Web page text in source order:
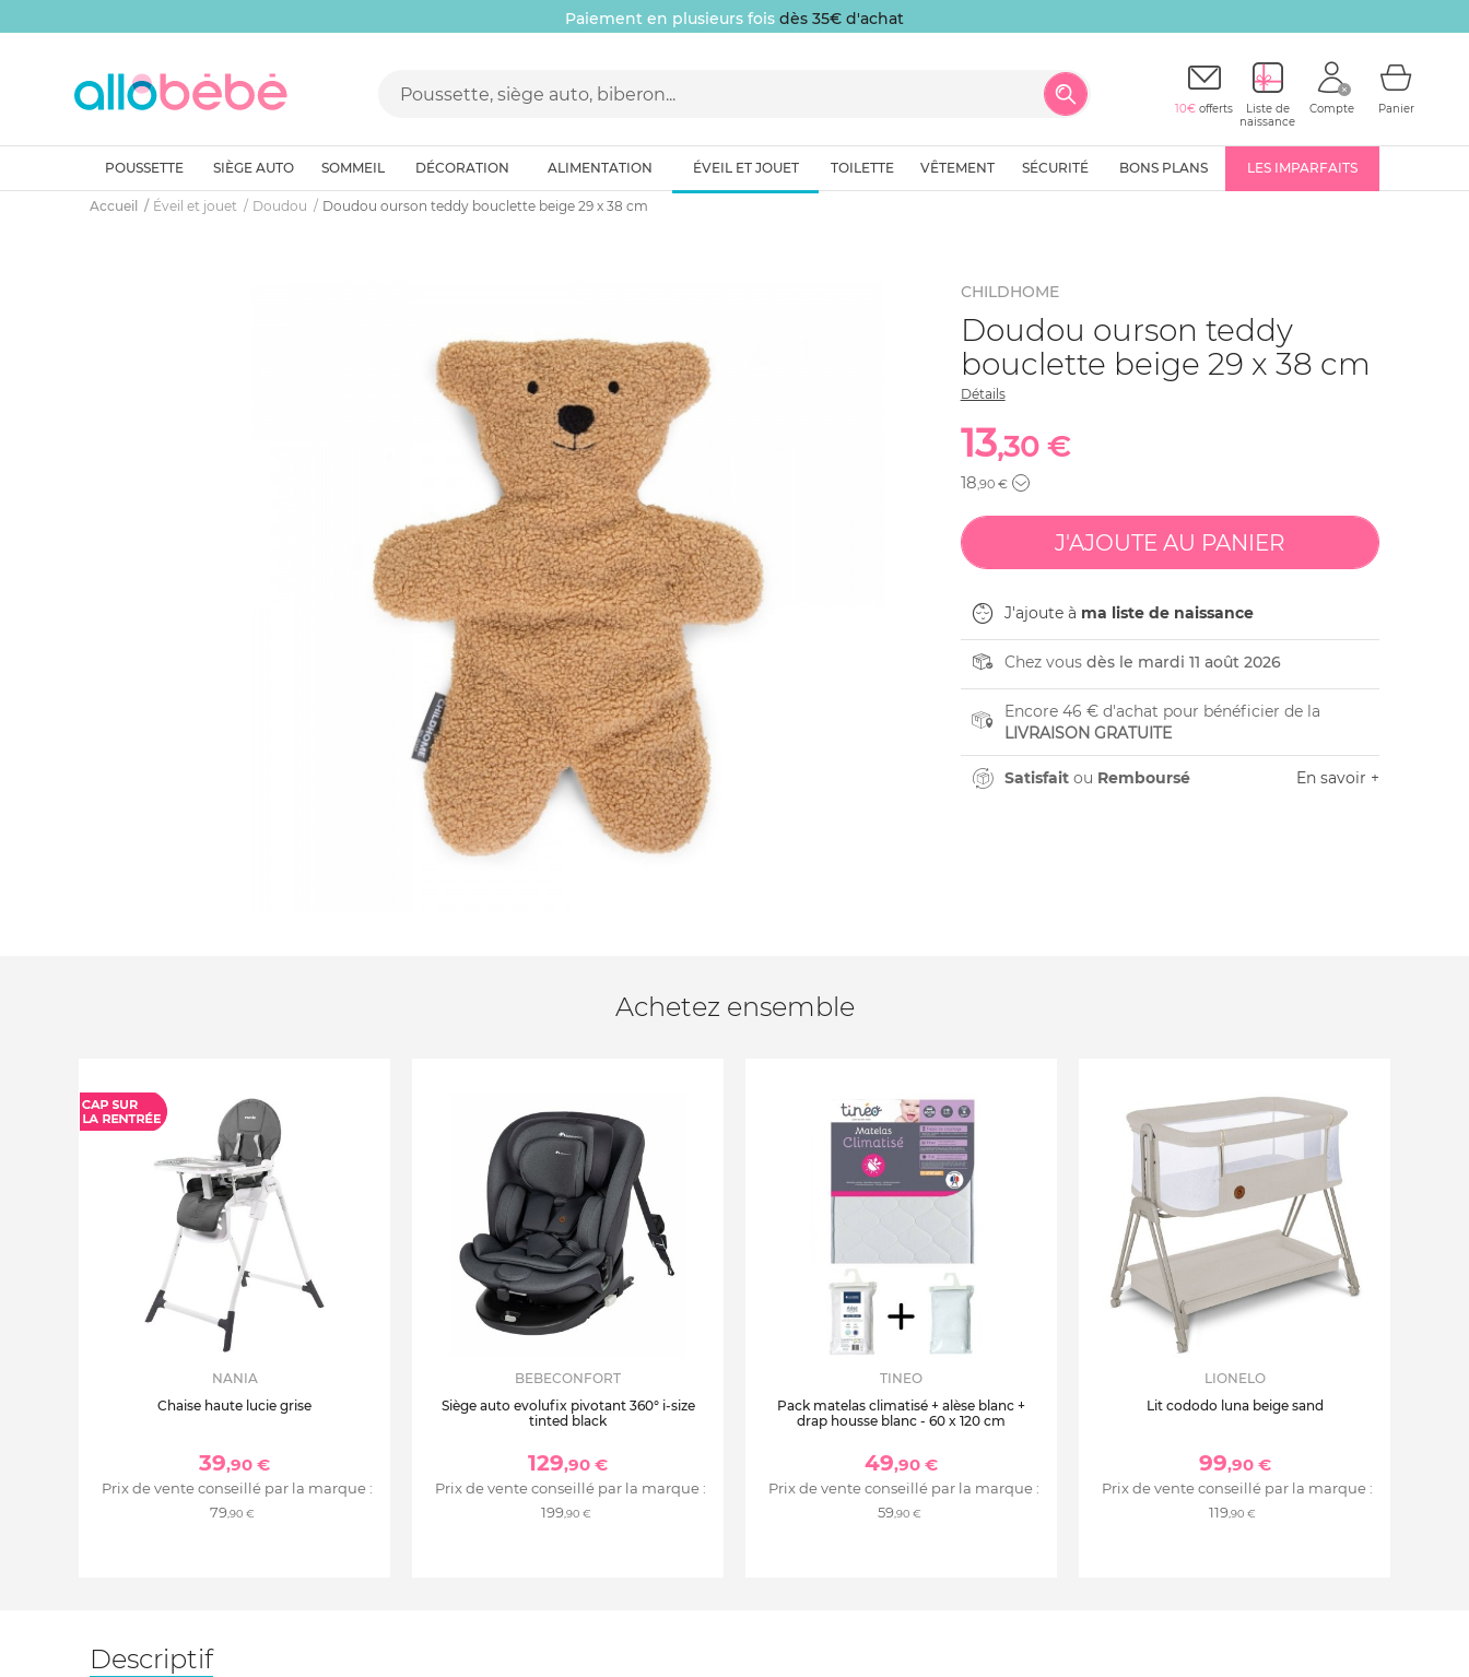
Paiement en plusieurs fois dès 35€ d'achat
10€ offerts
Liste de
naissance
Compte Panier
POUSSETTE SIÈGE AUTO SOMMEIL DÉCORATION ALIMENTATION ÉVEIL ET JOUET TOILETTE VÊTEMENT SÉCURITÉ BONS PLANS LES IMPARFAITS
Accueil Éveil et jouet Doudou Doudou ourson teddy bouclette beige 29 x 38 cm
CHILDHOME
Doudou ourson teddy
bouclette beige 29 x 38 cm
Détails
13,30 €
18,90 €
J'ajoute à ma liste de naissance
Chez vous dès le mardi 11 août 2026
Encore 46 € d'achat pour bénéficier de la
LIVRAISON GRATUITE
Satisfaitou Remboursé En savoir +
Achetez ensemble
NANIA
Chaise haute lucie grise
39,90 €
Prix de vente conseillé par la marque :
79,90 €
BEBECONFORT
Siège auto evolufix pivotant 360° i-size
tinted black
129,90 €
Prix de vente conseillé par la marque :
199,90 €
TINEO
Pack matelas climatisé + alèse blanc +
drap housse blanc - 60 x 120 cm
49,90 €
Prix de vente conseillé par la marque :
59,90 €
LIONELO
Lit cododo luna beige sand
99,90 €
Prix de vente conseillé par la marque :
119,90 €
Descriptif